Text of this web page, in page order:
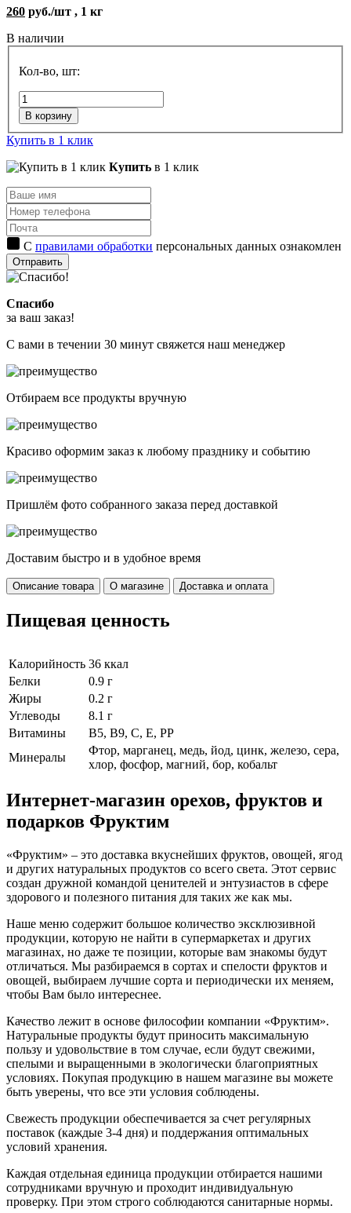
260 руб./шт , 1 кг
В наличии
Кол-во, шт:
В корзину
Купить в 1 клик
Купить в 1 клик
С правилами обработки персональных данных ознакомлен
Отправить
Спасибо
за ваш заказ!
С вами в течении 30 минут свяжется наш менеджер
Отбираем все продукты вручную
Красиво оформим заказ к любому празднику и событию
Пришлём фото собранного заказа перед доставкой
Доставим быстро и в удобное время
Описание товара О магазине Доставка и оплата
Пищевая ценность
Калорийность 36 ккал
Белки
0.9 г
Жиры
0.2 г
Углеводы
8.1 г
Витамины
В5, В9, С, Е, РР
Минералы
Фтор, марганец, медь, йод, цинк, железо, сера,
хлор, фосфор, магний, бор, кобальт
Интернет-магазин орехов, фруктов и
подарков Фруктим
«Фруктим» – это доставка вкуснейших фруктов, овощей, ягод
и других натуральных продуктов со всего света. Этот сервис
создан дружной командой ценителей и энтузиастов в сфере
здорового и полезного питания для таких же как мы.
Наше меню содержит большое количество эксклюзивной
продукции, которую не найти в супермаркетах и других
магазинах, но даже те позиции, которые вам знакомы будут
отличаться. Мы разбираемся в сортах и спелости фруктов и
овощей, выбираем лучшие сорта и периодически их меняем,
чтобы Вам было интереснее.
Качество лежит в основе философии компании «Фруктим».
Натуральные продукты будут приносить максимальную
пользу и удовольствие в том случае, если будут свежими,
cпелыми и выращенными в экологически благоприятных
условиях. Покупая продукцию в нашем магазине вы можете
быть уверены, что все эти условия соблюдены.
Свежесть продукции обеспечивается за счет регулярных
поставок (каждые 3-4 дня) и поддержания оптимальных
условий хранения.
Каждая отдельная единица продукции отбирается нашими
сотрудниками вручную и проходит индивидуальную
проверку. При этом строго соблюдаются санитарные нормы.